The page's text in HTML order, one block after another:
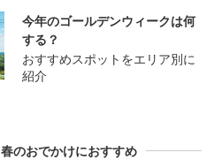
今年のゴールデンウィークは何
する？
おすすめスポットをエリア別に
紹介
春のおでかけにおすすめ